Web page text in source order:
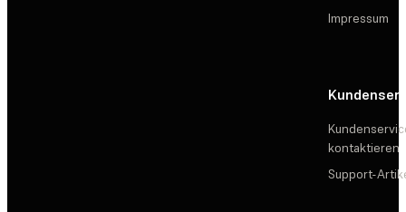
Impressum
kontaktieren
Support-